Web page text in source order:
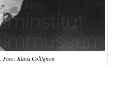
Foto: Klaus Collignon